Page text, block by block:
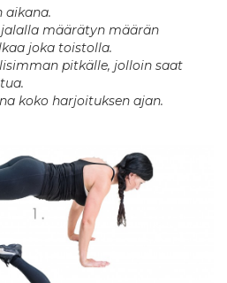
aikana.
jalalla määrätyn määrän
joka toistolla.
pitkälle, jolloin saat
koko harjoituksen ajan.